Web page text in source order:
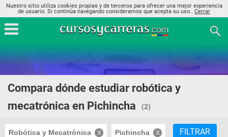
Nuestro sitio utiliza cookies propias y de terceros para ofrecer una mejor experiencia
de usuario. Si continúa navegando consideramos que acepta su uso.. Cerrar
Compara dónde estudiar robótica y
mecatrónica en Pichincha
(2)
Robótica y Mecatrónica Pichincha FILTRAR